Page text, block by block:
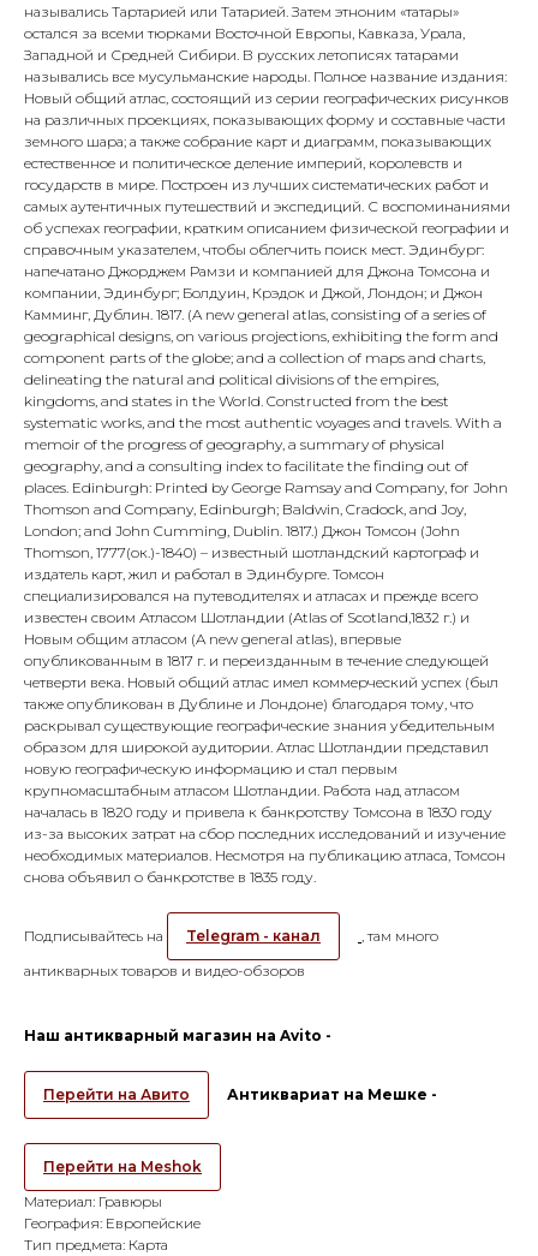
назывались Тартарией или Татарией. Затем этноним «татары»
остался за всеми тюрками Восточной Европы, Кавказа, Урала,
Западной и Средней Сибири. В русских летописях татарами
назывались все мусульманские народы. Полное название издания:
Новый общий атлас, состоящий из серии географических рисунков
на различных проекциях, показывающих форму и составные части
земного шара; а также собрание карт и диаграмм, показывающих
естественное и политическое деление империй, королевств и
государств в мире. Построен из лучших систематических работ и
самых аутентичных путешествий и экспедиций. С воспоминаниями
об успехах географии, кратким описанием физической географии и
справочным указателем, чтобы облегчить поиск мест. Эдинбург:
напечатано Джорджем Рамзи и компанией для Джона Томсона и
компании, Эдинбург; Болдуин, Крэдок и Джой, Лондон; и Джон
Камминг, Дублин. 1817. (A new general atlas, consisting of a series of
geographical designs, on various projections, exhibiting the form and
component parts of the globe; and a collection of maps and charts,
delineating the natural and political divisions of the empires,
kingdoms, and states in the World. Constructed from the best
systematic works, and the most authentic voyages and travels. With a
memoir of the progress of geography, a summary of physical
geography, and a consulting index to facilitate the finding out of
places. Edinburgh: Printed by George Ramsay and Company, for John
Thomson and Company, Edinburgh; Baldwin, Cradock, and Joy,
London; and John Cumming, Dublin. 1817.) Джон Томсон (John
Thomson, 1777(ок.)-1840) – известный шотландский картограф и
издатель карт, жил и работал в Эдинбурге. Томсон
специализировался на путеводителях и атласах и прежде всего
известен своим Атласом Шотландии (Atlas of Scotland,1832 г.) и
Новым общим атласом (A new general atlas), впервые
опубликованным в 1817 г. и переизданным в течение следующей
четверти века. Новый общий атлас имел коммерческий успех (был
также опубликован в Дублине и Лондоне) благодаря тому, что
раскрывал существующие географические знания убедительным
образом для широкой аудитории. Атлас Шотландии представил
новую географическую информацию и стал первым
крупномасштабным атласом Шотландии. Работа над атласом
началась в 1820 году и привела к банкротству Томсона в 1830 году
из-за высоких затрат на сбор последних исследований и изучение
необходимых материалов. Несмотря на публикацию атласа, Томсон
снова объявил о банкротстве в 1835 году.
Подписывайтесь на Telegram - канал
, там много
антикварных товаров и видео-обзоров
Наш антикварный магазин на Avito -
Перейти на Авито Антиквариат на Мешке -
Перейти на Meshok
Материал: Гравюры
География: Европейские
Тип предмета: Карта